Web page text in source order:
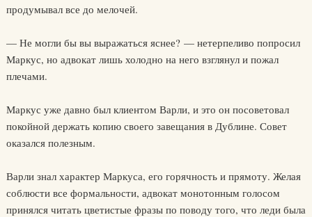
продумывал все до мелочей.
— Не могли бы вы выражаться яснее? — нетерпеливо попросил
Маркус, но адвокат лишь холодно на него взглянул и пожал
плечами.
Маркус уже давно был клиентом Варли, и это он посоветовал
покойной держать копию своего завещания в Дублине. Совет
оказался полезным.
Варли знал характер Маркуса, его горячность и прямоту. Желая
соблюсти все формальности, адвокат монотонным голосом
принялся читать цветистые фразы по поводу того, что леди была